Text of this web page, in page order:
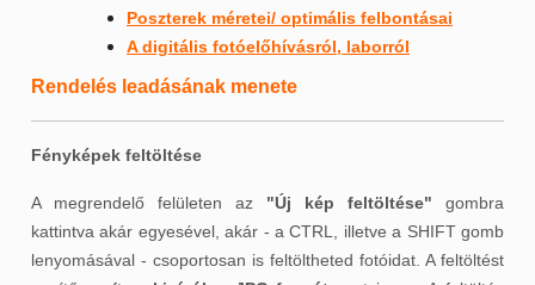
Naptár
Áraink
Fizetési módok
Vásárlási útmutató
Poszterek méretei/ optimális felbontásai
A digitális fotóelőhívásról, laborról
Rendelés leadásának menete
Fényképek feltöltése
A megrendelő felületen az "Új kép feltöltése" gombra
kattintva akár egyesével, akár - a CTRL, illetve a SHIFT gomb
lenyomásával - csoportosan is feltöltheted fotóidat. A feltöltést